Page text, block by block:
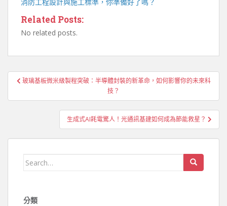
Related Posts:
No related posts.
文
導
玻璃基板微米級製程突破：半導體封裝的新革命，如何影響你的未來科
技？
生成式AI耗電驚人！光通訊基建如何成為節能救星？
Search
分類